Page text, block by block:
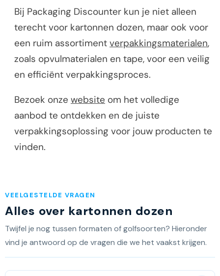
Bij Packaging Discounter kun je niet alleen
terecht voor kartonnen dozen, maar ook voor
een ruim assortiment verpakkingsmaterialen,
zoals opvulmaterialen en tape, voor een veilig
en efficiënt verpakkingsproces.
Bezoek onze website om het volledige
aanbod te ontdekken en de juiste
verpakkingsoplossing voor jouw producten te
vinden.
VEELGESTELDE VRAGEN
Alles over kartonnen dozen
Twijfel je nog tussen formaten of golfsoorten? Hieronder
vind je antwoord op de vragen die we het vaakst krijgen.